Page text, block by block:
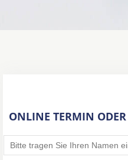
ONLINE TERMIN